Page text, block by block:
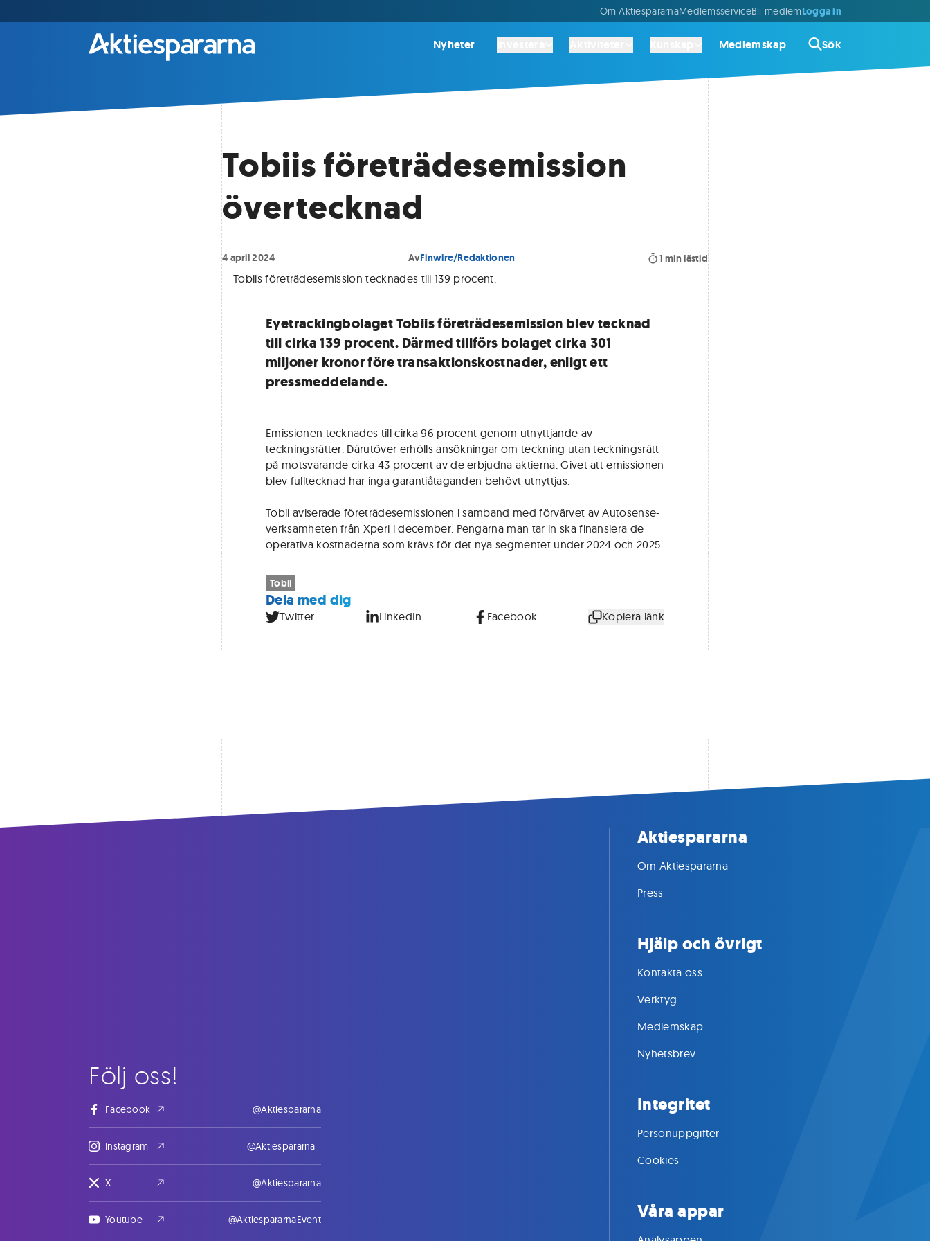
Om AktiespararnaMedlemsserviceBli medlemLogga in
Nyheter Medlemskap Sök
Tobiis företrädesemission
övertecknad
4 april 2024 AvFinwire/Redaktionen 1 min lästid
Tobiis företrädesemission tecknades till 139 procent.
Eyetrackingbolaget Tobiis företrädesemission blev tecknad
till cirka 139 procent. Därmed tillförs bolaget cirka 301
miljoner kronor före transaktionskostnader, enligt ett
pressmeddelande.
Emissionen tecknades till cirka 96 procent genom utnyttjande av
teckningsrätter. Därutöver erhölls ansökningar om teckning utan teckningsrätt
på motsvarande cirka 43 procent av de erbjudna aktierna. Givet att emissionen
blev fulltecknad har inga garantiåtaganden behövt utnyttjas.
Tobii aviserade företrädesemissionen i samband med förvärvet av Autosense-
verksamheten från Xperi i december. Pengarna man tar in ska finansiera de
operativa kostnaderna som krävs för det nya segmentet under 2024 och 2025.
Tobii
Dela med dig
Twitter LinkedIn Facebook Kopiera länk
Följ oss!
Facebook @Aktiespararna
Instagram @Aktiespararna_
X @Aktiespararna
Youtube @AktiespararnaEvent
Aktiespararna
Om Aktiespararna
Press
Hjälp och övrigt
Kontakta oss
Verktyg
Medlemskap
Nyhetsbrev
Integritet
Personuppgifter
Cookies
Våra appar